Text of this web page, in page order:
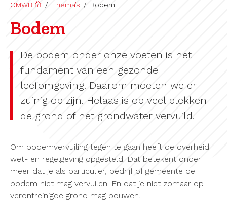
OMWB / Thema’s / Bodem
Bodem
De bodem onder onze voeten is het
fundament van een gezonde
leefomgeving. Daarom moeten we er
zuinig op zijn. Helaas is op veel plekken
de grond of het grondwater vervuild.
Om bodemvervuiling tegen te gaan heeft de overheid
wet- en regelgeving opgesteld. Dat betekent onder
meer dat je als particulier, bedrijf of gemeente de
bodem niet mag vervuilen. En dat je niet zomaar op
verontreinigde grond mag bouwen.